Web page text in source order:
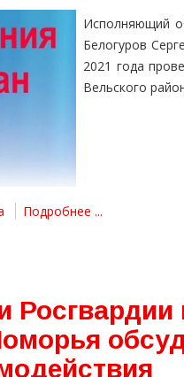
Исполняющий
Белогуров
2021 года
Вельского
Подробнее ...